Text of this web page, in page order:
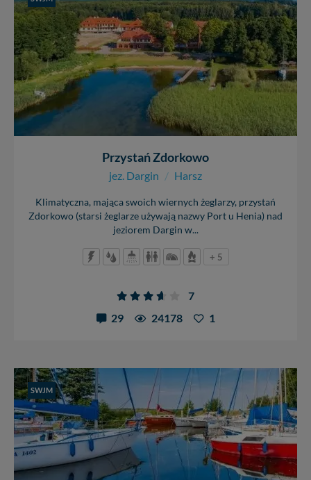
Przystań Zdorkowo
jez. Dargin / Harsz
Klimatyczna, mająca swoich wiernych żeglarzy, przystań
Zdorkowo (starsi żeglarze używają nazwy Port u Henia) nad
jeziorem Dargin w...
+ 5
7
29
24178 1
SWJM